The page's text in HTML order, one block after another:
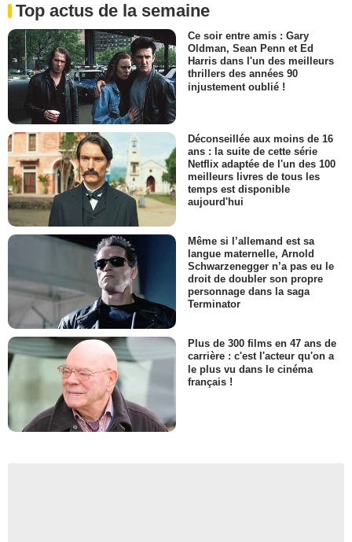
Top actus de la semaine
Ce soir entre amis : Gary
Oldman, Sean Penn et Ed
Harris dans l'un des meilleurs
thrillers des années 90
injustement oublié !
Déconseillée aux moins de 16
ans : la suite de cette série
Netflix adaptée de l'un des 100
meilleurs livres de tous les
temps est disponible
aujourd'hui
Même si l’allemand est sa
langue maternelle, Arnold
Schwarzenegger n’a pas eu le
droit de doubler son propre
personnage dans la saga
Terminator
Plus de 300 films en 47 ans de
carrière : c'est l'acteur qu'on a
le plus vu dans le cinéma
français !